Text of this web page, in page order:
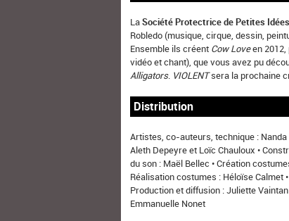
LaSociété Protectrice de Petites Idées
Robledo (musique, cirque, dessin,
Ensemble ils créent Cow Loveen 2012,
vidéo et chant), que vous avez pu
Alligators. VIOLENTsera la prochaine
Distribution
Artistes, co-auteurs, technique : Nanda
Aleth Depeyre et Loïc Chauloux •
du son : Maël Bellec • Création
Réalisation costumes : Héloïse Calmet
Production et diffusion : Juliette
Emmanuelle Nonet